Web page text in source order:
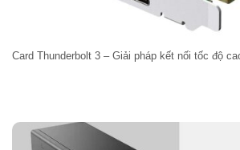
Card Thunderbolt 3 – Giải pháp kết nối tốc độ